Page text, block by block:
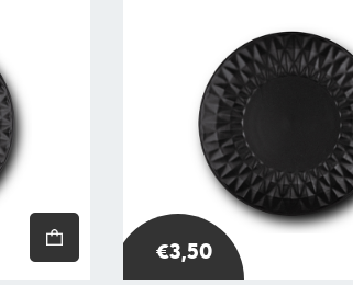
€3,50